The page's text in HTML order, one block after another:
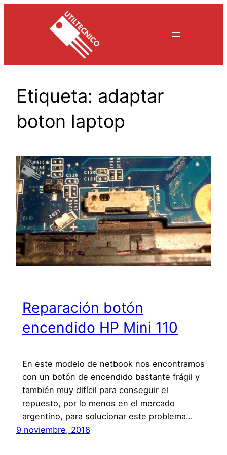
Etiqueta: adaptar
boton laptop
Reparación botón
encendido HP Mini 110
En este modelo de netbook nos encontramos
con un botón de encendido bastante frágil y
también muy difícil para conseguir el
repuesto, por lo menos en el mercado
argentino, para solucionar este problema…
9 noviembre, 2018